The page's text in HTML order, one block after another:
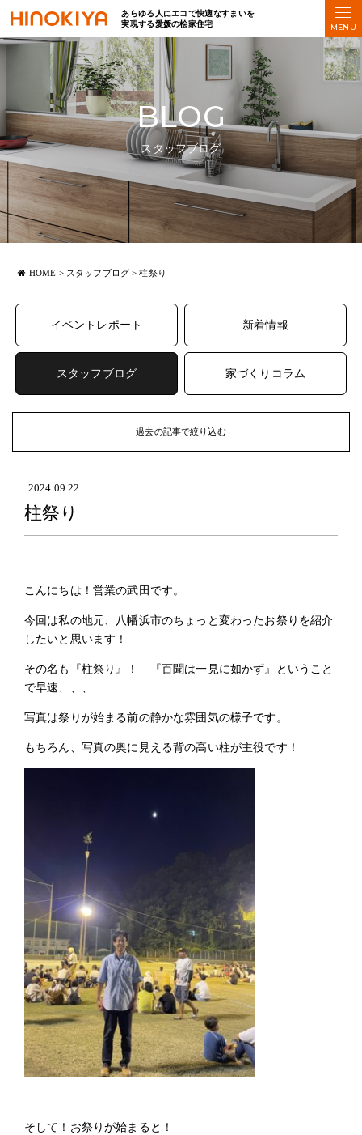
あらゆる人にエコで快適なすまいを
実現する愛媛の桧家住宅
BLOG
スタッフブログ
HOME > スタッフブログ >柱祭り
イベントレポート 新着情報
スタッフブログ 家づくりコラム
過去の記事で絞り込む
ARCHIVE
2026年 (49)
2026年5月
(7)
2026年4月(6)
2026年3月 (6)
2026年1月(2)
2025年 (64)
2023年 (22)
2024.09.22
柱祭り
こんにちは！営業の武田です。
今回は私の地元、八幡浜市のちょっと変わったお祭りを紹介
したいと思います！
その名も『柱祭り』！ 『百聞は一見に如かず』ということ
で早速、、、
写真は祭りが始まる前の静かな雰囲気の様子です。
もちろん、写真の奥に見える背の高い柱が主役です！
そして！お祭りが始まると！